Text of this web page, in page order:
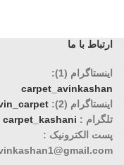
ارتباط با ما
اینستاگرام (1):
carpet_avinkashan
اینستاگرام (2):
تلگرام : carpet_kashani
پست الکترونیک :